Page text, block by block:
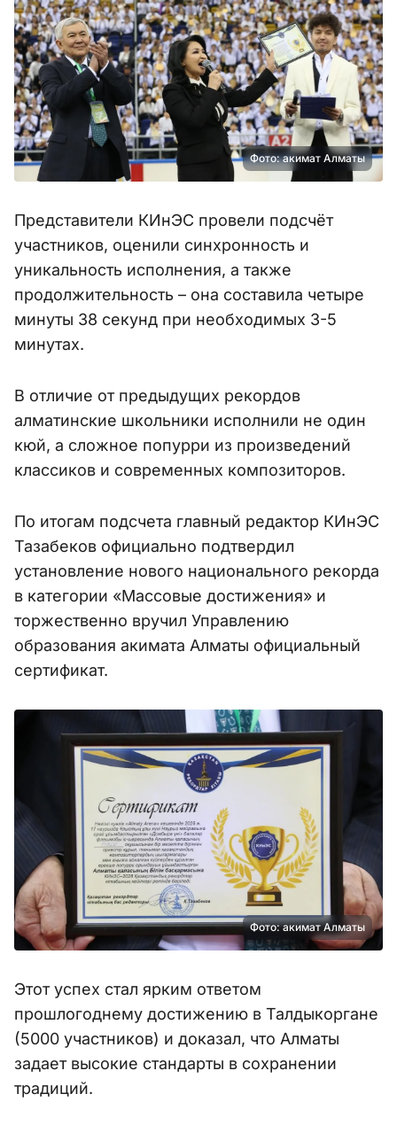
Фото: акимат Алматы
Представители КИнЭС провели подсчёт
участников, оценили синхронность и
уникальность исполнения, а также
продолжительность – она составила четыре
минуты 38 секунд при необходимых 3-5
минутах.
В отличие от предыдущих рекордов
алматинские школьники исполнили не один
кюй, а сложное попурри из произведений
классиков и современных композиторов.
По итогам подсчета главный редактор КИнЭС
Тазабеков официально подтвердил
установление нового национального рекорда
в категории «Массовые достижения» и
торжественно вручил Управлению
образования акимата Алматы официальный
сертификат.
Фото: акимат Алматы
Этот успех стал ярким ответом
прошлогоднему достижению в Талдыкоргане
(5000 участников) и доказал, что Алматы
задает высокие стандарты в сохранении
традиций.